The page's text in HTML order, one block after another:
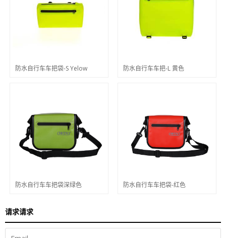
防水自行车车把袋-S Yelow 防水自行车车把-L 黄色
防水自行车车把袋深绿色 防水自行车车把袋-红色
请求请求